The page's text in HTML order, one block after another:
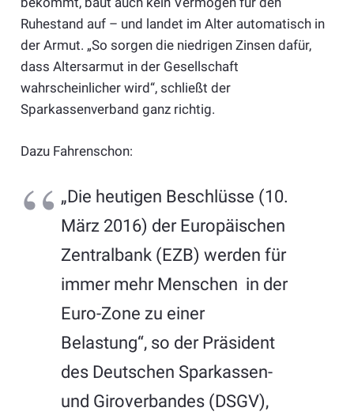
Ruhestand auf – und landet im Alter automatisch in
der Armut. „So sorgen die niedrigen Zinsen dafür,
dass Altersarmut in der Gesellschaft
wahrscheinlicher wird“, schließt der
Sparkassenverband ganz richtig.
Dazu Fahrenschon:
„Die heutigen Beschlüsse (10.
März 2016) der Europäischen
Zentralbank (EZB) werden für
immer mehr Menschen in der
Euro-Zone zu einer
Belastung“, so der Präsident
des Deutschen Sparkassen-
und Giroverbandes (DSGV),